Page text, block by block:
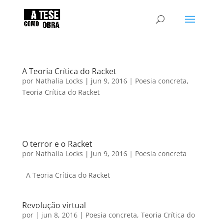
A Teoria Crítica do Racket
por Nathalia Locks | jun 9, 2016| Poesia concreta,
Teoria Crítica do Racket
O terror e o Racket
por Nathalia Locks | jun 9, 2016| Poesia concreta
A Teoria Crítica do Racket
Revolução virtual
por | jun 8, 2016| Poesia concreta, Teoria Crítica do